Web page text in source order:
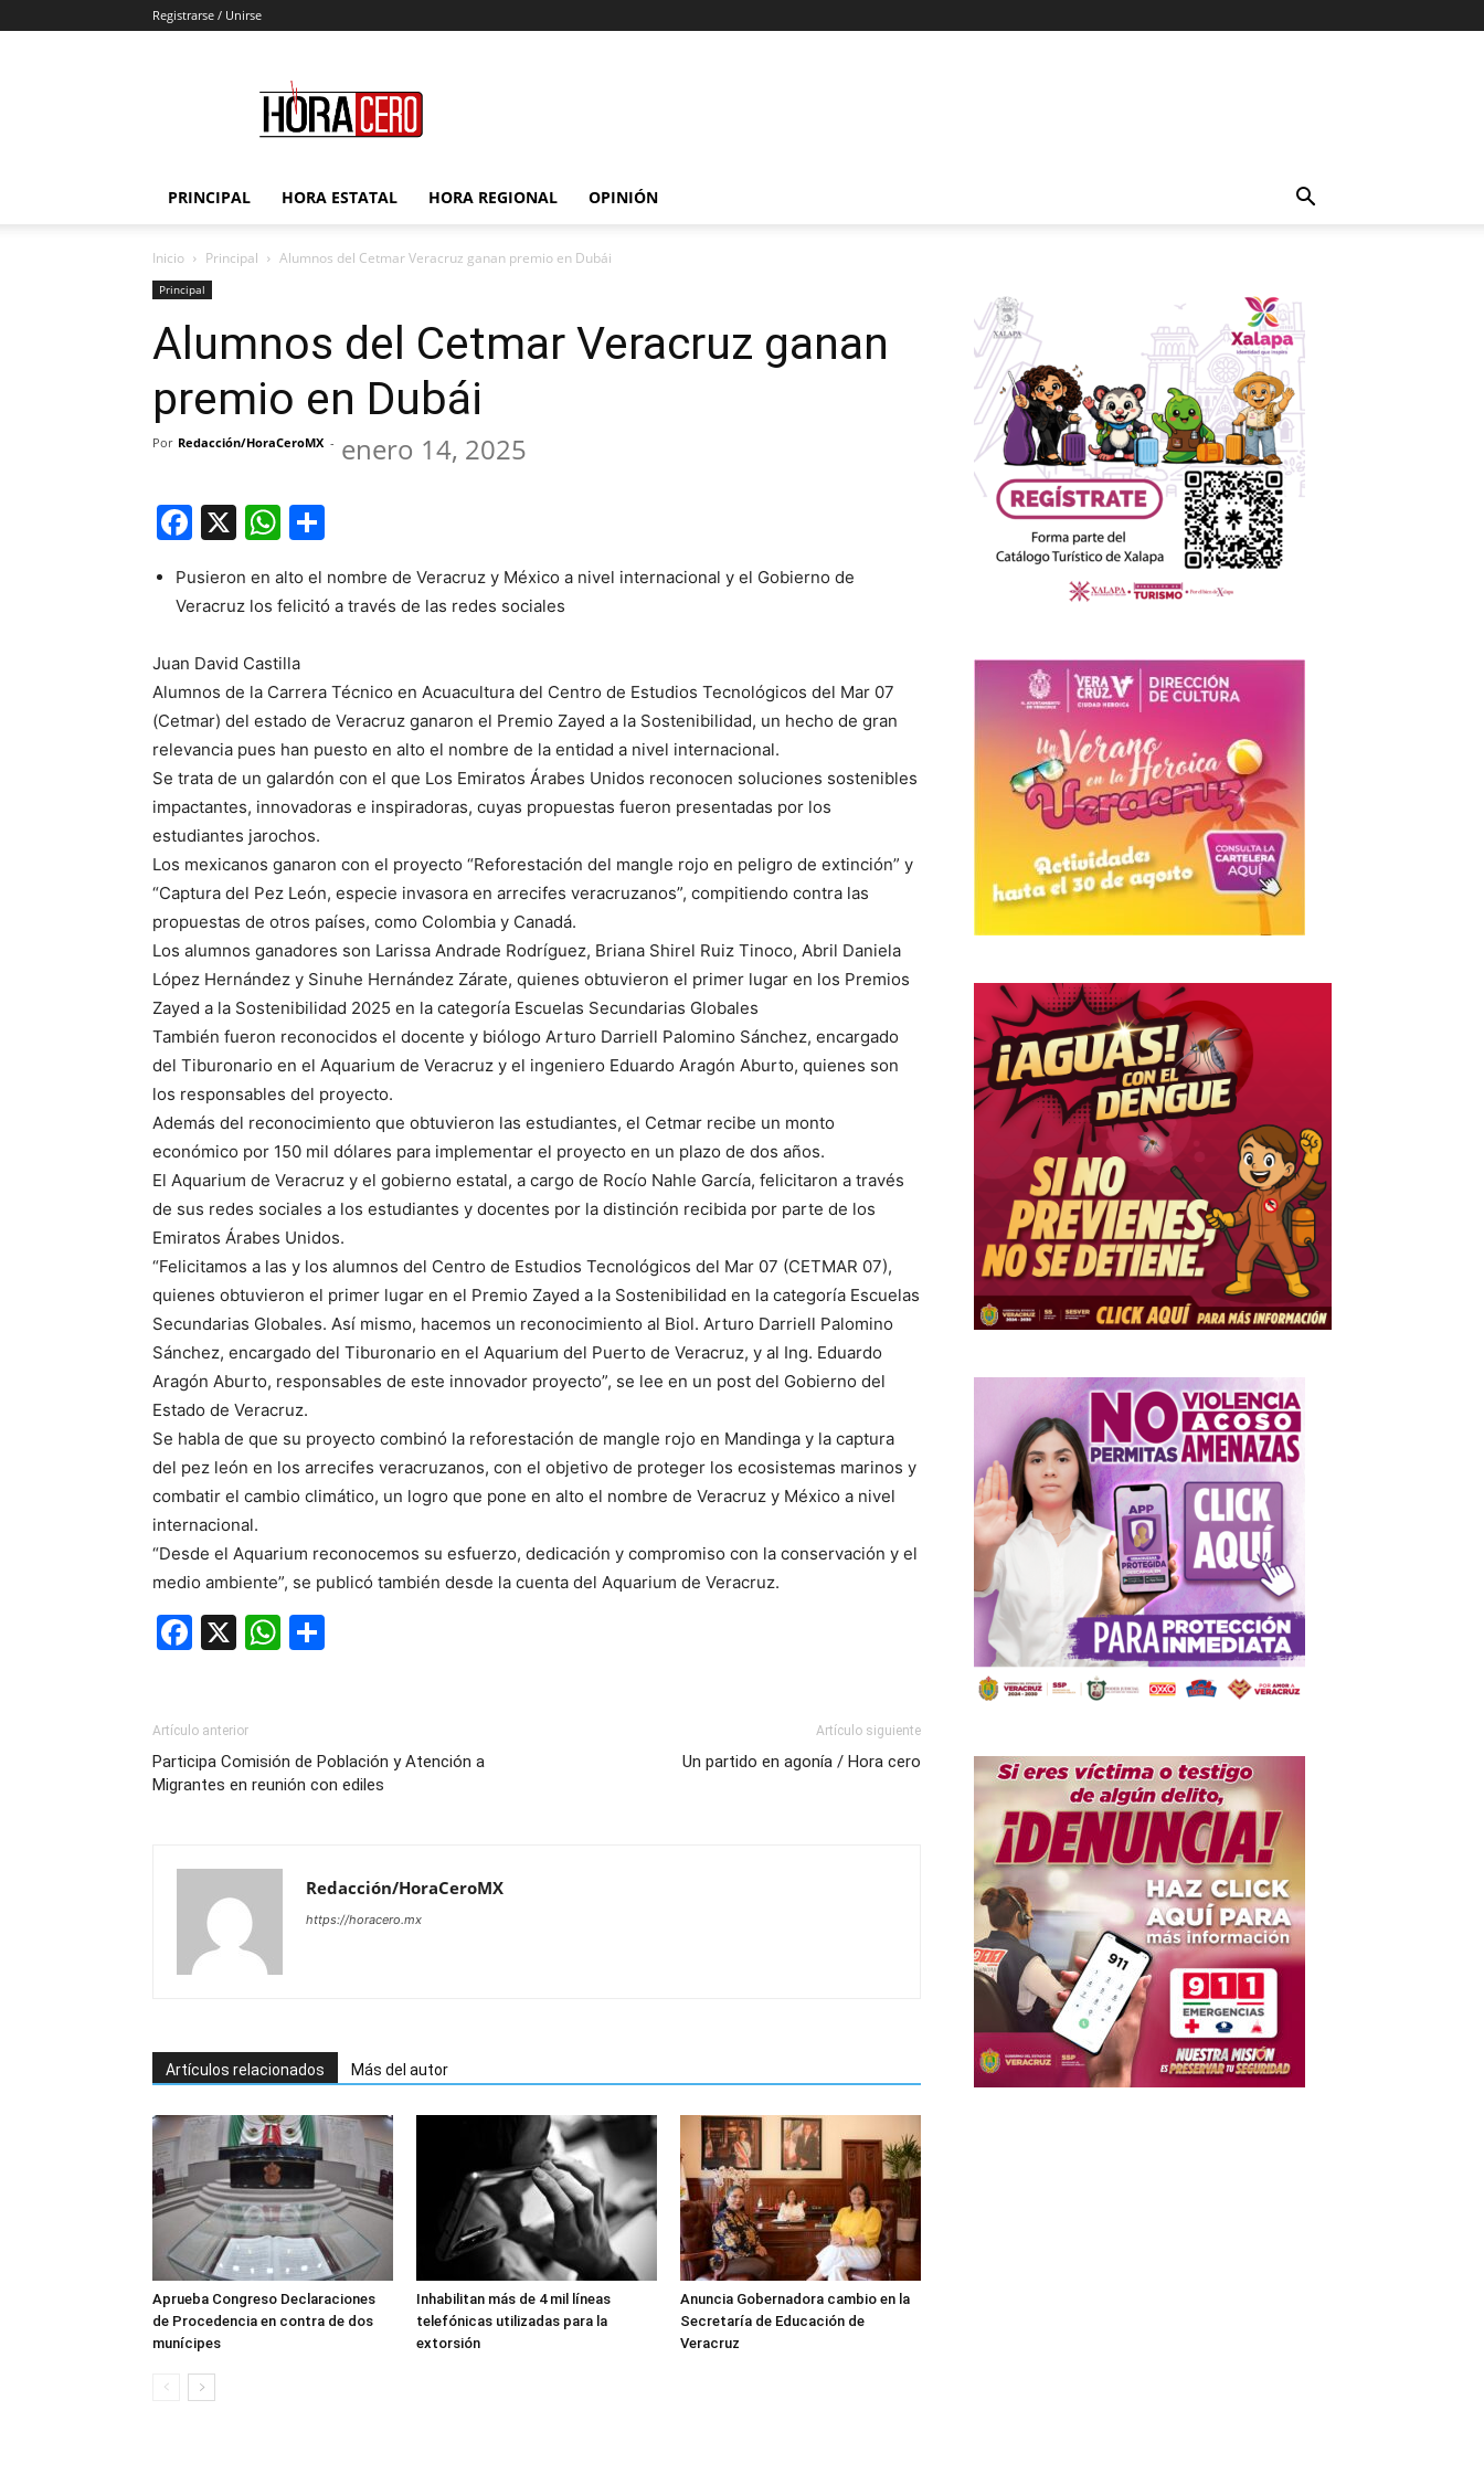
Registrarse / Unirse
Cero
PRINCIPAL HORA ESTATAL HORA REGIONAL OPINIÓN
Inicio Principal Alumnos del Cetmar Veracruz ganan premio en Dubái
Principal
Alumnos del Cetmar Veracruz ganan
premio en Dubái
Por Redacción/HoraCeroMX - enero 14, 2025
Facebook
X WhatsApp
Pusieron en alto el nombre de Veracruz y México a nivel internacional y el Gobierno de
Veracruz los felicitó a través de las redes sociales
Juan David Castilla
Alumnos de la Carrera Técnico en Acuacultura del Centro de Estudios Tecnológicos del Mar 07
(Cetmar) del estado de Veracruz ganaron el Premio Zayed a la Sostenibilidad, un hecho de gran
relevancia pues han puesto en alto el nombre de la entidad a nivel internacional.
Se trata de un galardón con el que Los Emiratos Árabes Unidos reconocen soluciones sostenibles
impactantes, innovadoras e inspiradoras, cuyas propuestas fueron presentadas por los
estudiantes jarochos.
Los mexicanos ganaron con el proyecto “Reforestación del mangle rojo en peligro de extinción” y
“Captura del Pez León, especie invasora en arrecifes veracruzanos”, compitiendo contra las
propuestas de otros países, como Colombia y Canadá.
Los alumnos ganadores son Larissa Andrade Rodríguez, Briana Shirel Ruiz Tinoco, Abril Daniela
López Hernández y Sinuhe Hernández Zárate, quienes obtuvieron el primer lugar en los Premios
Zayed a la Sostenibilidad 2025 en la categoría Escuelas Secundarias Globales
También fueron reconocidos el docente y biólogo Arturo Darriell Palomino Sánchez, encargado
del Tiburonario en el Aquarium de Veracruz y el ingeniero Eduardo Aragón Aburto, quienes son
los responsables del proyecto.
Además del reconocimiento que obtuvieron las estudiantes, el Cetmar recibe un monto
económico por 150 mil dólares para implementar el proyecto en un plazo de dos años.
El Aquarium de Veracruz y el gobierno estatal, a cargo de Rocío Nahle García, felicitaron a través
de sus redes sociales a los estudiantes y docentes por la distinción recibida por parte de los
Emiratos Árabes Unidos.
“Felicitamos a las y los alumnos del Centro de Estudios Tecnológicos del Mar 07 (CETMAR 07),
quienes obtuvieron el primer lugar en el Premio Zayed a la Sostenibilidad en la categoría Escuelas
Secundarias Globales. Así mismo, hacemos un reconocimiento al Biol. Arturo Darriell Palomino
Sánchez, encargado del Tiburonario en el Aquarium del Puerto de Veracruz, y al Ing. Eduardo
Aragón Aburto, responsables de este innovador proyecto”, se lee en un post del Gobierno del
Estado de Veracruz.
Se habla de que su proyecto combinó la reforestación de mangle rojo en Mandinga y la captura
del pez león en los arrecifes veracruzanos, con el objetivo de proteger los ecosistemas marinos y
combatir el cambio climático, un logro que pone en alto el nombre de Veracruz y México a nivel
internacional.
“Desde el Aquarium reconocemos su esfuerzo, dedicación y compromiso con la conservación y el
medio ambiente”, se publicó también desde la cuenta del Aquarium de Veracruz.
Facebook
X WhatsApp
Artículo anterior
Participa Comisión de Población y Atención a
Migrantes en reunión con ediles
Artículo siguiente
Un partido en agonía / Hora cero
Redacción/HoraCeroMX
https://horacero.mx
Artículos relacionados Más del autor
Aprueba Congreso Declaraciones
de Procedencia en contra de dos
munícipes
Inhabilitan más de 4 mil líneas
telefónicas utilizadas para la
extorsión
Anuncia Gobernadora cambio en la
Secretaría de Educación de
Veracruz